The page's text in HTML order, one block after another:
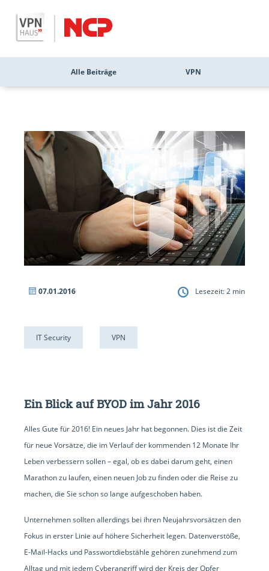
Alle Beiträge VPN
07.01.2016
IT Security VPN
Lesezeit:2 min
Ein Blick auf BYOD im Jahr 2016
Alles Gute für 2016! Ein neues Jahr hat begonnen. Dies ist die Zeit
für neue Vorsätze, die im Verlauf der kommenden 12 Monate Ihr
Leben verbessern sollen – egal, ob es dabei darum geht, einen
Marathon zu laufen, einen neuen Job zu finden oder die Reise zu
machen, die Sie schon so lange aufgeschoben haben.
Unternehmen sollten allerdings bei ihren Neujahrsvorsätzen den
Fokus in erster Linie auf höhere Sicherheit legen. Datenverstöße,
E-Mail-Hacks und Passwortdiebstähle gehören zunehmend zum
Alltag und mit jedem Cyberangriff wird der Kreis der Opfer